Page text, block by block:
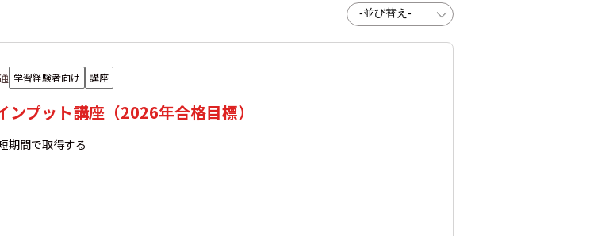
学習経験者向け 講座
ンプット講座（2026年合格目標）
期間で取得する